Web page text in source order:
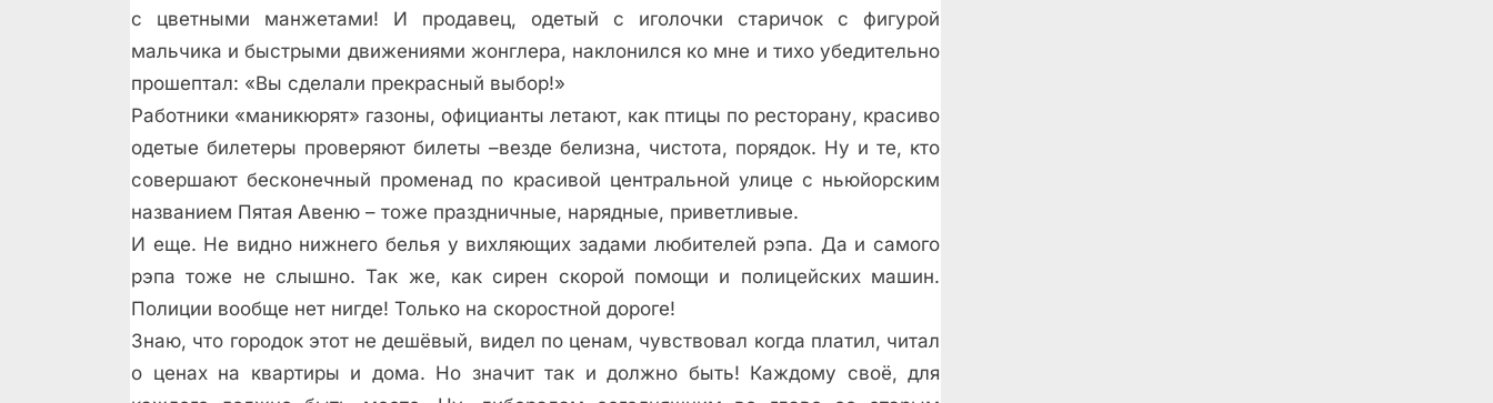
с цветными манжетами! И продавец, одетый с иголочки старичок с фигурой
мальчика и быстрыми движениями жонглера, наклонился ко мне и тихо убедительно
прошептал: «Вы сделали прекрасный выбор!»
Работники «маникюрят» газоны, официанты летают, как птицы по ресторану, красиво
одетые билетеры проверяют билеты –везде белизна, чистота, порядок. Ну и те, кто
совершают бесконечный променад по красивой центральной улице с ньюйорским
названием Пятая Авеню – тоже праздничные, нарядные, приветливые.
И еще. Не видно нижнего белья у вихляющих задами любителей рэпа. Да и самого
рэпа тоже не слышно. Так же, как сирен скорой помощи и полицейских машин.
Полиции вообще нет нигде! Только на скоростной дороге!
Знаю, что городок этот не дешёвый, видел по ценам, чувствовал когда платил, читал
о ценах на квартиры и дома. Но значит так и должно быть! Каждому своё, для